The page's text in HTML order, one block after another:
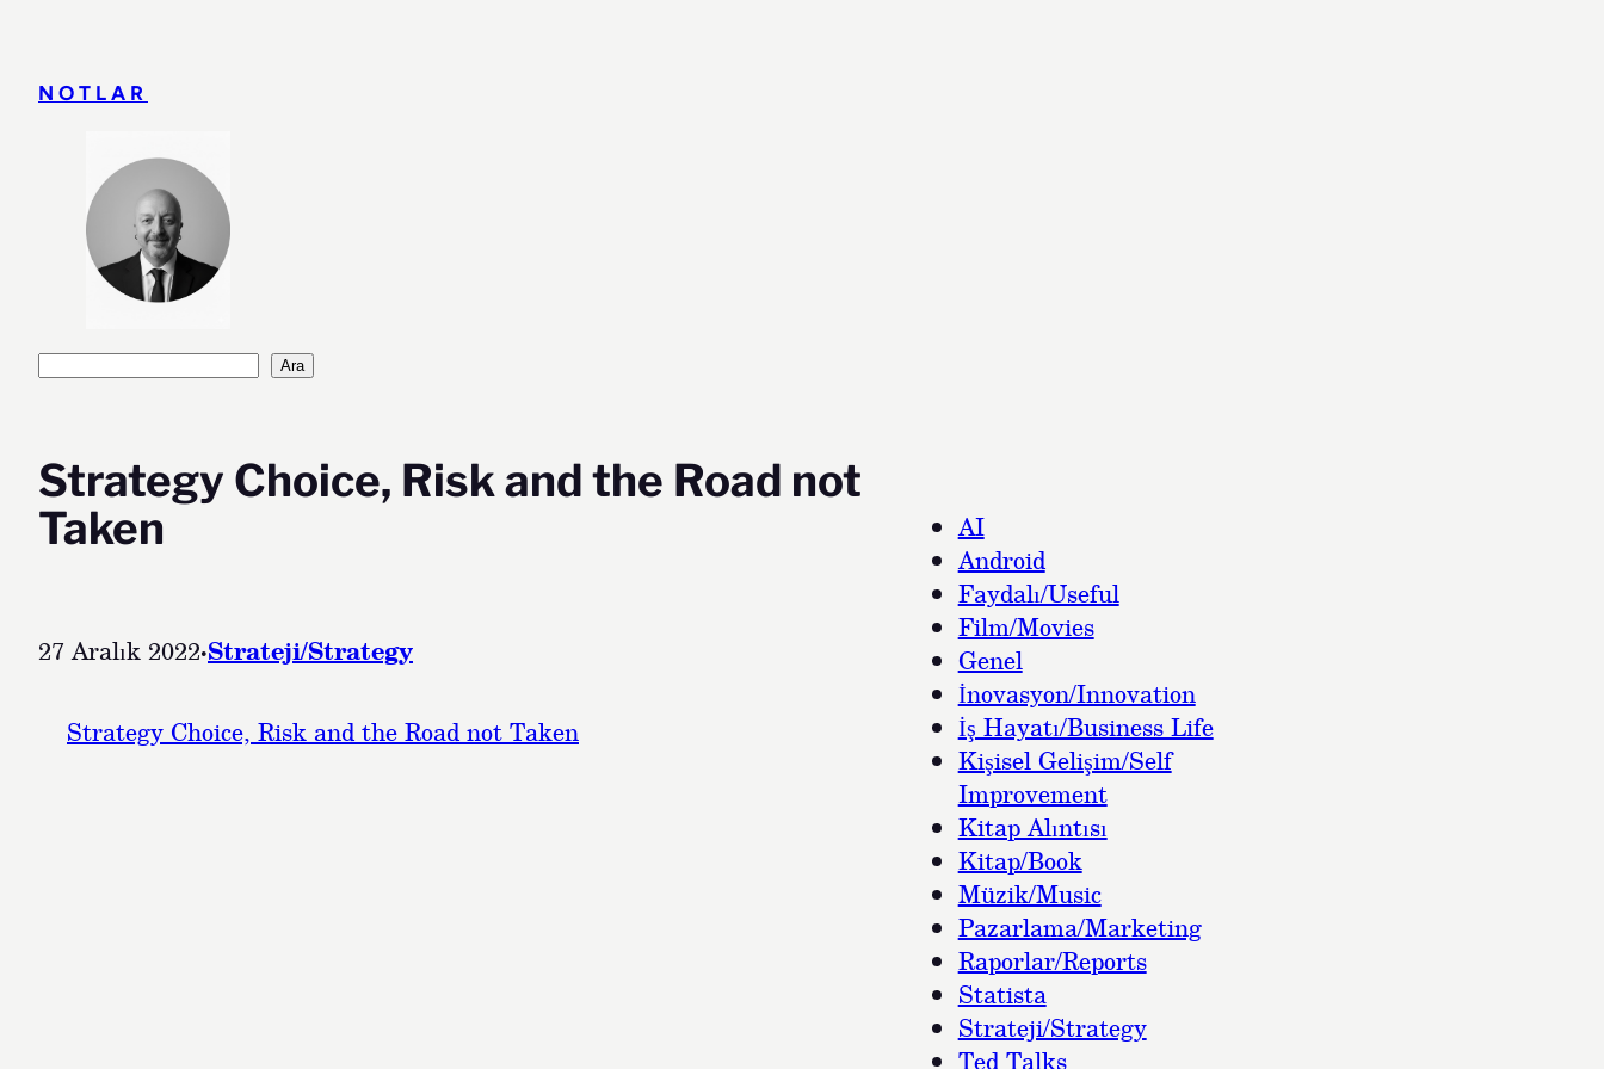
NOTLAR
Ara Ara
Strategy Choice, Risk and the Road not
Taken
27 Aralık 2022·Strateji/Strategy
Strategy Choice, Risk and the Road not Taken
AI
Android
Faydalı/Useful
Film/Movies
Genel
İnovasyon/Innovation
İş Hayatı/Business Life
Kişisel Gelişim/Self
Improvement
Kitap Alıntısı
Kitap/Book
Müzik/Music
Pazarlama/Marketing
Raporlar/Reports
Statista
Strateji/Strategy
Ted Talks